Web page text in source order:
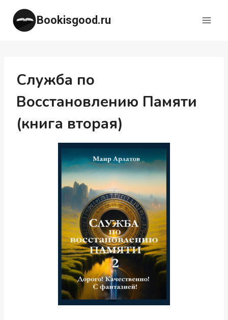
Перейти
содержимому
Bookisgood.ru
Служба по
Восстановлению Памяти
(книга вторая)